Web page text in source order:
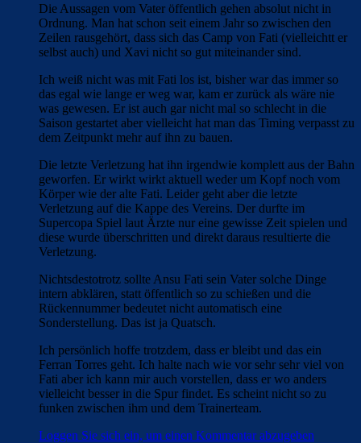
Die Aussagen vom Vater öffentlich gehen absolut nicht in
Ordnung. Man hat schon seit einem Jahr so zwischen den
Zeilen rausgehört, dass sich das Camp von Fati (vielleichtt er
selbst auch) und Xavi nicht so gut miteinander sind.
Ich weiß nicht was mit Fati los ist, bisher war das immer so
das egal wie lange er weg war, kam er zurück als wäre nie
was gewesen. Er ist auch gar nicht mal so schlecht in die
Saison gestartet aber vielleicht hat man das Timing verpasst zu
dem Zeitpunkt mehr auf ihn zu bauen.
Die letzte Verletzung hat ihn irgendwie komplett aus der Bahn
geworfen. Er wirkt wirkt aktuell weder um Kopf noch vom
Körper wie der alte Fati. Leider geht aber die letzte
Verletzung auf die Kappe des Vereins. Der durfte im
Supercopa Spiel laut Ärzte nur eine gewisse Zeit spielen und
diese wurde überschritten und direkt daraus resultierte die
Verletzung.
Nichtsdestotrotz sollte Ansu Fati sein Vater solche Dinge
intern abklären, statt öffentlich so zu schießen und die
Rückennummer bedeutet nicht automatisch eine
Sonderstellung. Das ist ja Quatsch.
Ich persönlich hoffe trotzdem, dass er bleibt und das ein
Ferran Torres geht. Ich halte nach wie vor sehr sehr viel von
Fati aber ich kann mir auch vorstellen, dass er wo anders
vielleicht besser in die Spur findet. Es scheint nicht so zu
funken zwischen ihm und dem Trainerteam.
Loggen Sie sich ein, um einen Kommentar abzugeben